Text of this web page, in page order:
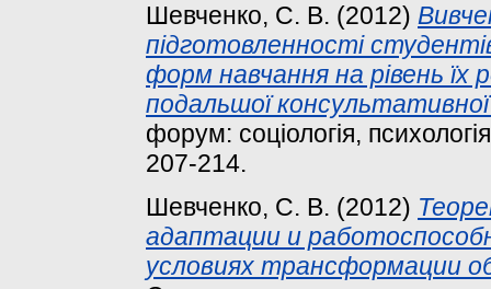
Шевченко, С. В. (2012)
підготовленності
форм навчання на рівень їх
подальшої
форум: соціологія,
207-214.
Шевченко, С. В. (2012)
адаптации и
условиях трансформации